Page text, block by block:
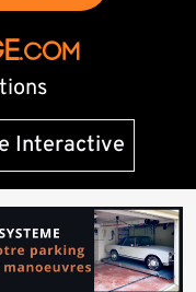
.com
Interactive